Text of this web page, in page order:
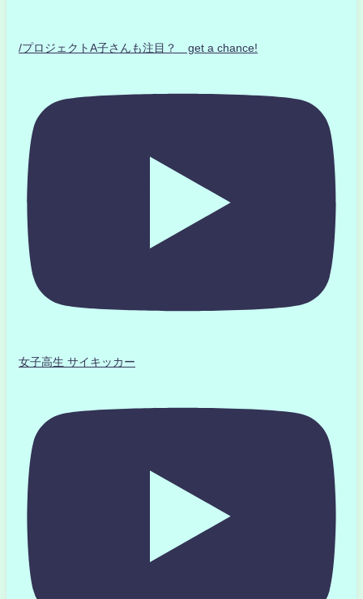
/プロジェクトA子さんも注目？ get a chance!
女子高生 サイキッカー